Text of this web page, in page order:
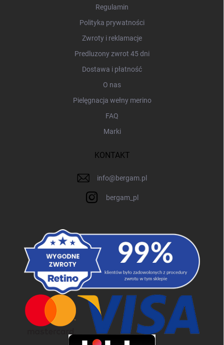
Regulamin
Polityka prywatności
Zwroty i reklamacje
Predluzony zwrot 45 dni
Dostawa i płatność
O nas
Pielęgnacja wełny merino
FAQ
Marki
KONTAKT
info@bergam.pl
bergam_pl